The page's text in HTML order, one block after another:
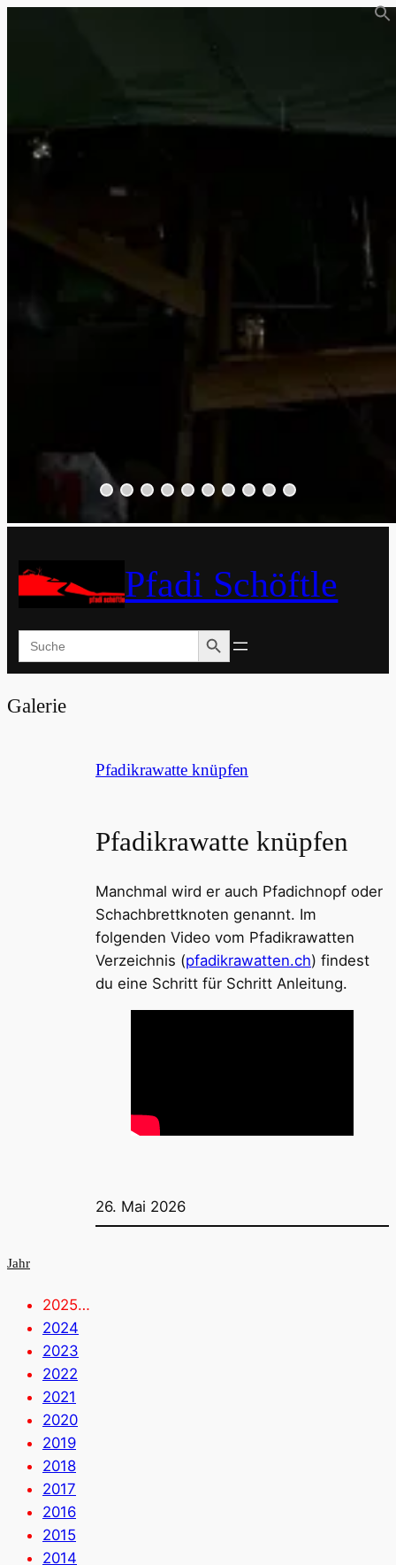
Pfadi Schöftle
Search
for:
Search Button
Galerie
Pfadikrawatte knüpfen
Pfadikrawatte knüpfen
Manchmal wird er auch Pfadichnopf oder
Schachbrettknoten genannt. Im
folgenden Video vom Pfadikrawatten
Verzeichnis (pfadikrawatten.ch) findest
du eine Schritt für Schritt Anleitung.
26. Mai 2026
Jahr
2025…
2024
2023
2022
2021
2020
2019
2018
2017
2016
2015
2014